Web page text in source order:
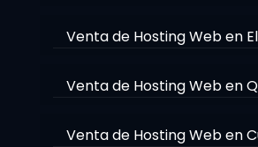
Venta de Hosting Web en
Venta de Hosting Web en
Venta de Hosting Web en